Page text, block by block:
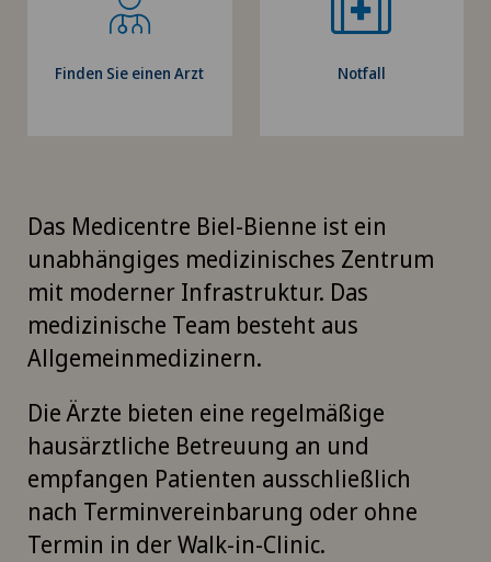
Finden Sie einen Arzt Notfall
Das Medicentre Biel-Bienne ist ein
unabhängiges medizinisches Zentrum
mit moderner Infrastruktur. Das
medizinische Team besteht aus
Allgemeinmedizinern.
Die Ärzte bieten eine regelmäßige
hausärztliche Betreuung an und
empfangen Patienten ausschließlich
nach Terminvereinbarung oder ohne
Termin in der Walk-in-Clinic.